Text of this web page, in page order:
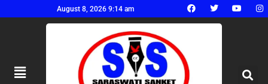
August 8, 2026 9:14 am